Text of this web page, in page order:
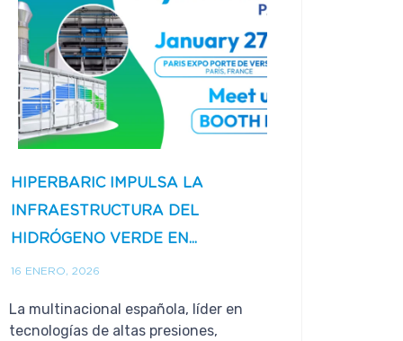
HIPERBARIC IMPULSA LA
INFRAESTRUCTURA DEL
HIDRÓGENO VERDE EN...
16 ENERO, 2026
La multinacional española, líder en
tecnologías de altas presiones,